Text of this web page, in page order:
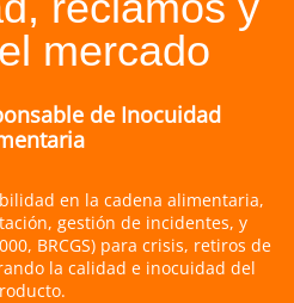
mercado
de Inocuidad
en la cadena alimentaria,
gestión de incidentes, y
BRCGS) para crisis, retiros de
la calidad e inocuidad del